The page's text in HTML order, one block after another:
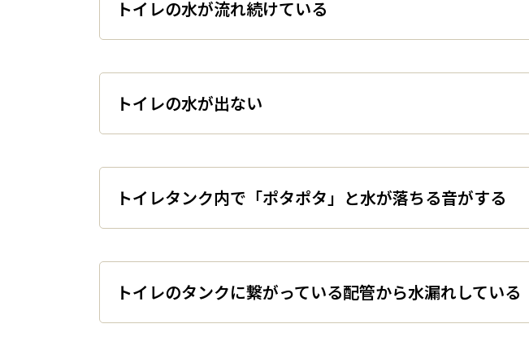
トイレの水が流れ続けている
トイレの水が出ない
トイレタンク内で「ポタポタ」と水が落ちる音が
トイレのタンクに繋がっている配管から水漏れ